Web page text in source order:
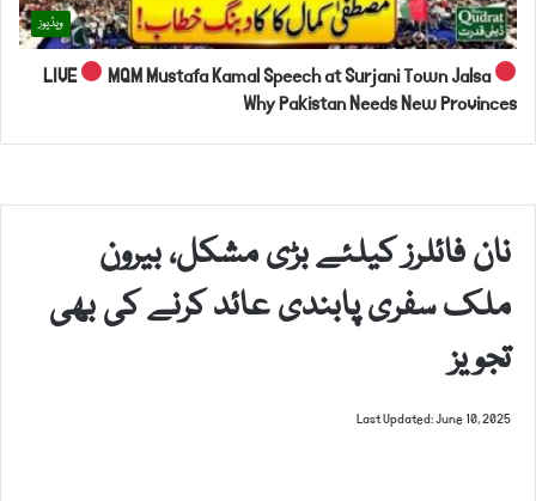
ویڈیوز
LIVE
MQM Mustafa Kamal Speech at Surjani Town Jalsa
Why Pakistan Needs New Provinces